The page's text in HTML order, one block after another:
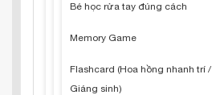
Bé học rửa tay đúng cách
Memory Game
Flashcard (Hoa hồng nhanh trí /
Giáng sinh)